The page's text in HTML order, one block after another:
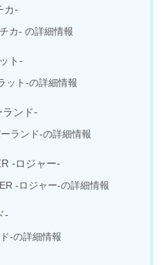
カ-
カ- の詳細情報
ト-
ット-の詳細情報
ランド-
ランド-の詳細情報
-ロジャー-
-ロジャー-の詳細情報
-
-の詳細情報